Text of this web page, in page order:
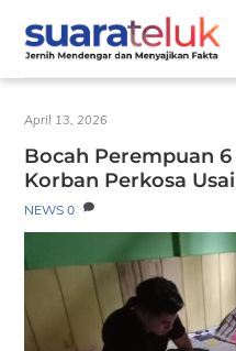
content
April 13, 2026
Bocah Perempuan
Korban Perkosa
NEWS 0